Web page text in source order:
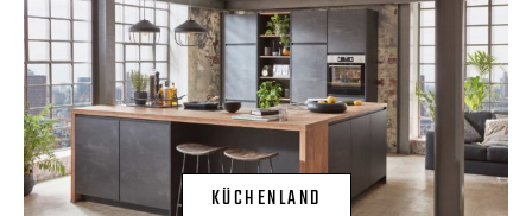
KÜCHENLAND